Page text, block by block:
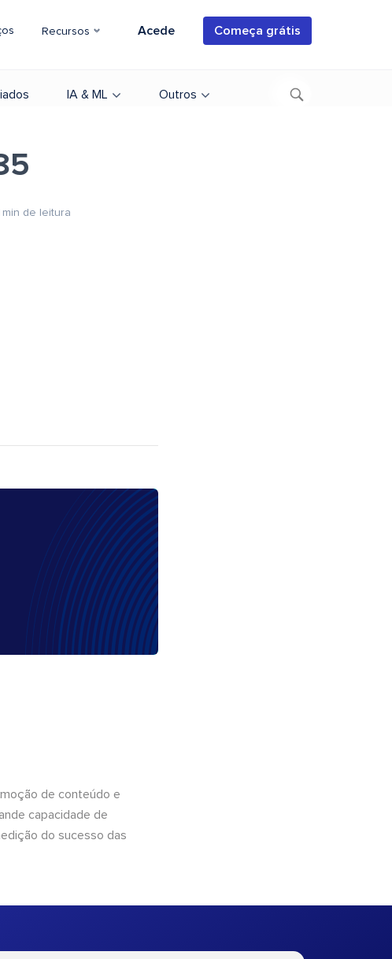
Recursos Acede Começa grátis
IA & ML Outros
min de leitura
de conteúdo e
capacidade de
do sucesso das